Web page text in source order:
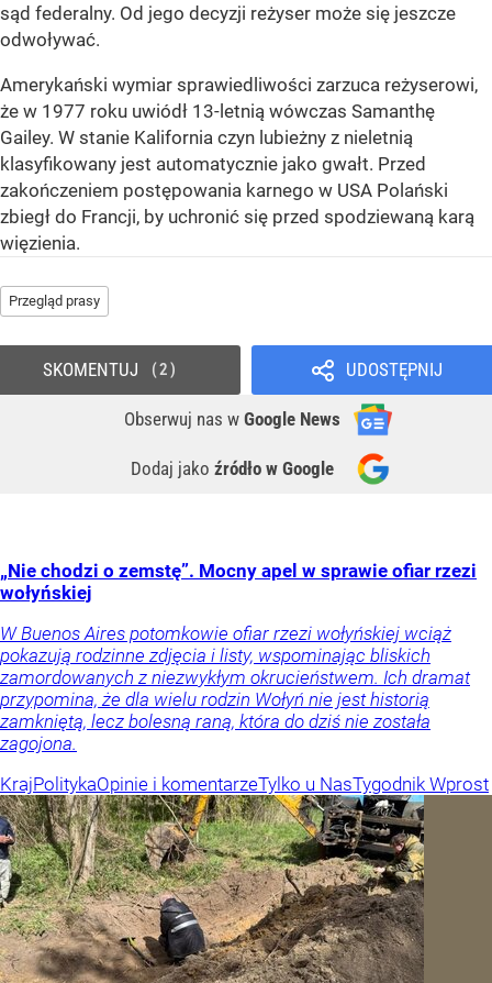
sąd federalny. Od jego decyzji reżyser może się jeszcze
odwoływać.
Amerykański wymiar sprawiedliwości zarzuca reżyserowi,
że w 1977 roku uwiódł 13-letnią wówczas Samanthę
Gailey. W stanie Kalifornia czyn lubieżny z nieletnią
klasyfikowany jest automatycznie jako gwałt. Przed
zakończeniem postępowania karnego w USA Polański
zbiegł do Francji, by uchronić się przed spodziewaną karą
więzienia.
Przegląd prasy
UDOSTĘPNIJ
Obserwuj nas w Google News
Dodaj jako źródło w Google
SKOMENTUJ 2
„Nie chodzi o zemstę”. Mocny apel w sprawie ofiar rzezi
wołyńskiej
W Buenos Aires potomkowie ofiar rzezi wołyńskiej wciąż
pokazują rodzinne zdjęcia i listy, wspominając bliskich
zamordowanych z niezwykłym okrucieństwem. Ich dramat
przypomina, że dla wielu rodzin Wołyń nie jest historią
zamkniętą, lecz bolesną raną, która do dziś nie została
zagojona.
KrajPolitykaOpinie i komentarzeTylko u NasTygodnik Wprost